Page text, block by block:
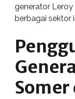
generator Leroy
berbagai sektor